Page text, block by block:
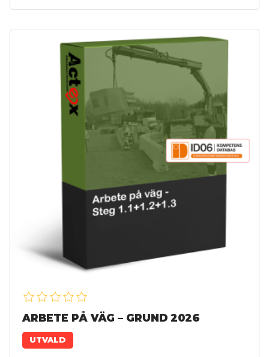
ARBETE PÅ VÄG – GRUND 2026
UTVALD